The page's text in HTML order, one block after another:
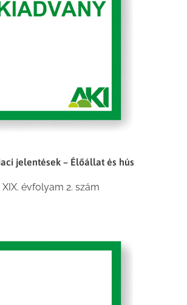
jelentések – Élőállat és hús
XIX. évfolyam 2. szám